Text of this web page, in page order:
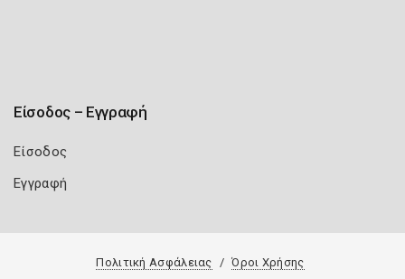
Είσοδος – Εγγραφή
Είσοδος
Εγγραφή
Πολιτική Ασφάλειας Όροι Χρήσης